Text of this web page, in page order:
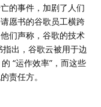
的事件，加剧了人们
愿书的谷歌员工横跨
们声称，谷歌的技术
出，谷歌云被用于边
“运作效率”，而这些
责任方。